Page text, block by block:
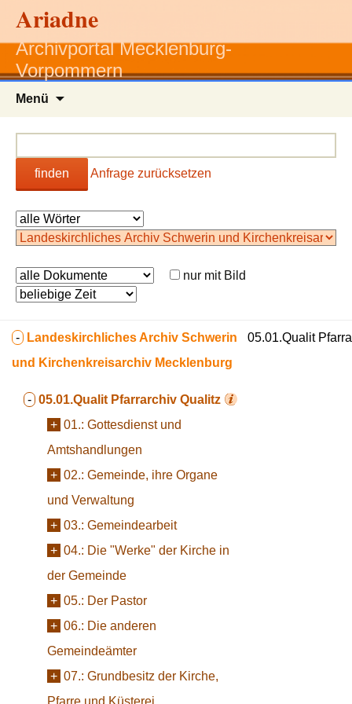
Ariadne
Archivportal Mecklenburg-
Vorpommern
Menü
finden Anfrage zurücksetzen
nur mit Bild
- Landeskirchliches Archiv Schwerin
und Kirchenkreisarchiv Mecklenburg
- 05.01.Qualit Pfarrarchiv Qualitz
+ 01.: Gottesdienst und
Amtshandlungen
+ 02.: Gemeinde, ihre Organe
und Verwaltung
+ 03.: Gemeindearbeit
+ 04.: Die "Werke" der Kirche in
der Gemeinde
+ 05.: Der Pastor
+ 06.: Die anderen
Gemeindeämter
+ 07.: Grundbesitz der Kirche,
Pfarre und Küsterei
05.01.Qualit